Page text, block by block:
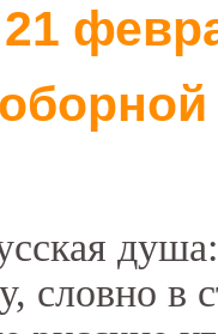
21
словно в